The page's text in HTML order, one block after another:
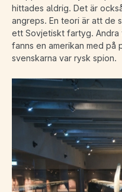
hittades aldrig. Det är
angreps. En teori är att de
ett Sovjetiskt fartyg.
fanns en amerikan med på
svenskarna var rysk spion.